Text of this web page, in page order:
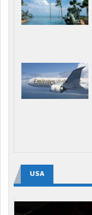
USA